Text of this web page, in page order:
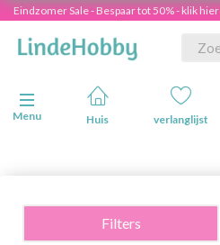
Eindzomer Sale - Bespaar tot 50% - klik hier
Navigatie in-/uitschakelen
Menu
Huis verlanglijst
Filters